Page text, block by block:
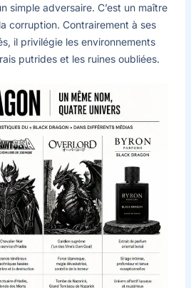
simple adversaire. C’est un maître
corruption. Contrairement à ses
il privilégie les environnements
putrides et les ruines oubliées.